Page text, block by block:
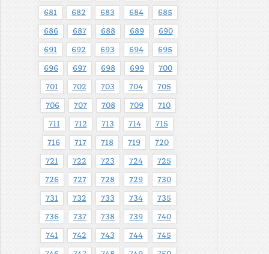
681 682 683 684 685
686 687 688 689 690
691 692 693 694 695
696 697 698 699 700
701 702 703 704 705
706 707 708 709 710
711 712 713 714 715
716 717 718 719 720
721 722 723 724 725
726 727 728 729 730
731 732 733 734 735
736 737 738 739 740
741 742 743 744 745